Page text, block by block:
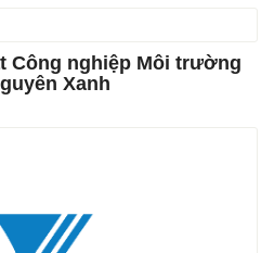
Công nghiệp Môi trường
Xanh